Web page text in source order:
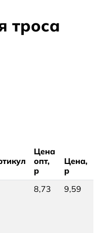
троса
Цена
опт,
р
Цена,
р
8,73 9,59